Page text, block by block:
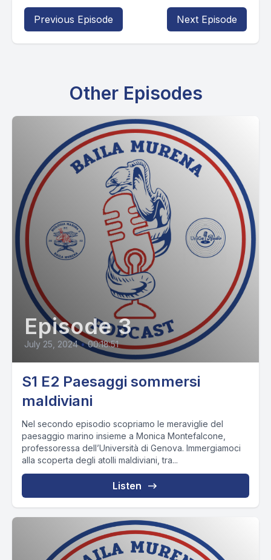
Previous Episode Next Episode
Other Episodes
Episode 3
July 25, 2024 • 00:18:51
S1 E2 Paesaggi sommersi
maldiviani
Nel secondo episodio scopriamo le meraviglie del
paesaggio marino insieme a Monica Montefalcone,
professoressa dell’Università di Genova. Immergiamoci
alla scoperta degli atolli maldiviani, tra...
Listen